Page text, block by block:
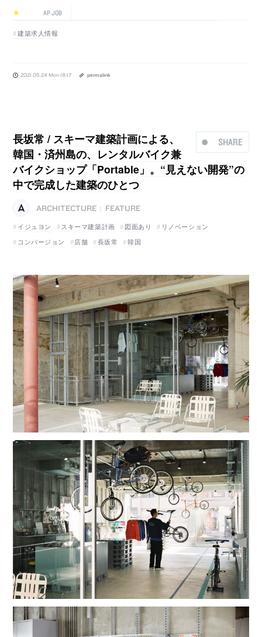
AP JOB
建築求人情報
2021.05.24 Mon 18:17 permalink
SHARE
長坂常 / スキーマ建築計画による、
韓国・済州島の、レンタルバイク兼
バイクショップ「Portable」。“見えない開発”の
中で完成した建築のひとつ
ARCHITECTURE
FEATURE
イジュヨン
スキーマ建築計画 図面あり
リノベーション
コンバージョン
店舗 長坂常 韓国